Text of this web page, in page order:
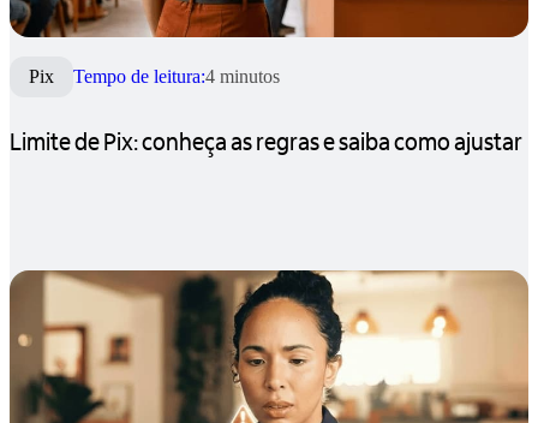
Pix Tempo de leitura:4 minutos
Limite de Pix: conheça as regras e saiba como ajustar